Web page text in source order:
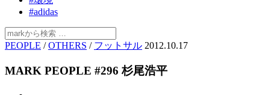
#adidas
PEOPLE /OTHERS / フットサル 2012.10.17
MARK PEOPLE #296 杉尾浩平